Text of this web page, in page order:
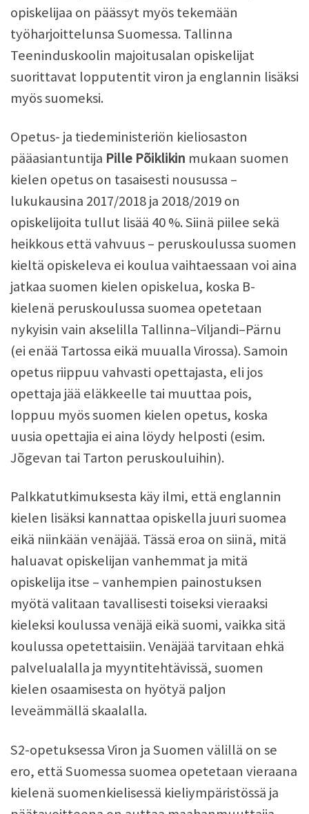
opiskelijaa on päässyt myös tekemään
työharjoittelunsa Suomessa. Tallinna
Teeninduskoolin majoitusalan opiskelijat
suorittavat lopputentit viron ja englannin lisäksi
myös suomeksi.
Opetus- ja tiedeministeriön kieliosaston
pääasiantuntija Pille Põiklikin mukaan suomen
kielen opetus on tasaisesti nousussa –
lukukausina 2017/2018 ja 2018/2019 on
opiskelijoita tullut lisää 40 %. Siinä piilee sekä
heikkous että vahvuus – peruskoulussa suomen
kieltä opiskeleva ei koulua vaihtaessaan voi aina
jatkaa suomen kielen opiskelua, koska B-
kielenä peruskoulussa suomea opetetaan
nykyisin vain akselilla Tallinna–Viljandi–Pärnu
(ei enää Tartossa eikä muualla Virossa). Samoin
opetus riippuu vahvasti opettajasta, eli jos
opettaja jää eläkkeelle tai muuttaa pois,
loppuu myös suomen kielen opetus, koska
uusia opettajia ei aina löydy helposti (esim.
Jõgevan tai Tarton peruskouluihin).
Palkkatutkimuksesta käy ilmi, että englannin
kielen lisäksi kannattaa opiskella juuri suomea
eikä niinkään venäjää. Tässä eroa on siinä, mitä
haluavat opiskelijan vanhemmat ja mitä
opiskelija itse – vanhempien painostuksen
myötä valitaan tavallisesti toiseksi vieraaksi
kieleksi koulussa venäjä eikä suomi, vaikka sitä
koulussa opetettaisiin. Venäjää tarvitaan ehkä
palvelualalla ja myyntitehtävissä, suomen
kielen osaamisesta on hyötyä paljon
leveämmällä skaalalla.
S2-opetuksessa Viron ja Suomen välillä on se
ero, että Suomessa suomea opetetaan vieraana
kielenä suomenkielisessä kieliympäristössä ja